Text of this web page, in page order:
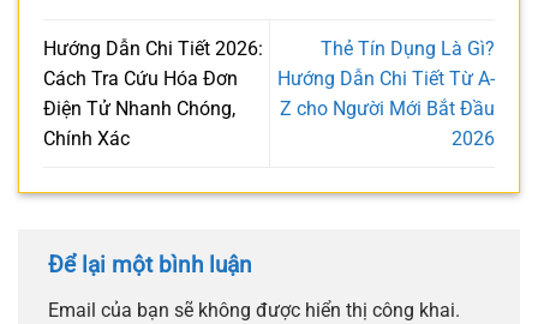
Hướng Dẫn Chi Tiết 2026:
Cách Tra Cứu Hóa Đơn
Điện Tử Nhanh Chóng,
Chính Xác
Thẻ Tín Dụng Là Gì?
Hướng Dẫn Chi Tiết Từ A-
Z cho Người Mới Bắt Đầu
2026
Để lại một bình luận
Email của bạn sẽ không được hiển thị công khai.